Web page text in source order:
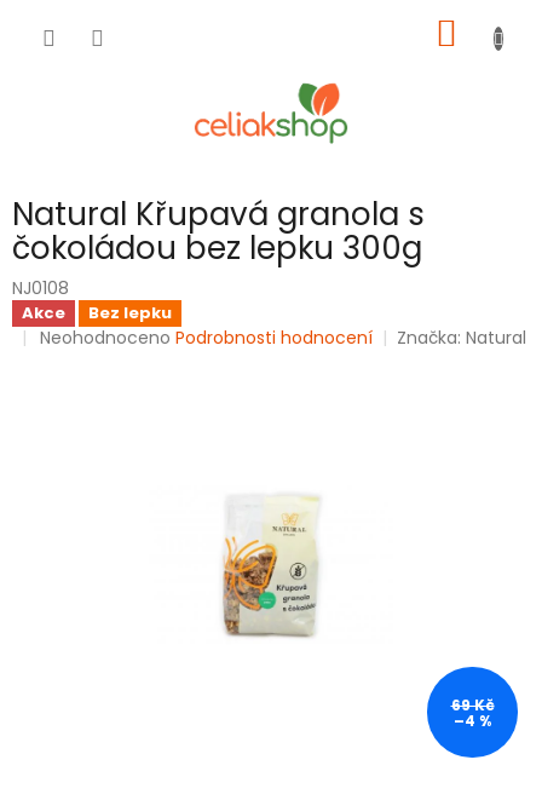
KOŠÍK
Natural Křupavá granola s
čokoládou bez lepku 300g
NJ0108
Akce Bez lepku
Průměrné
Neohodnoceno Podrobnosti hodnocení Značka: Natural
69 Kč
–4 %